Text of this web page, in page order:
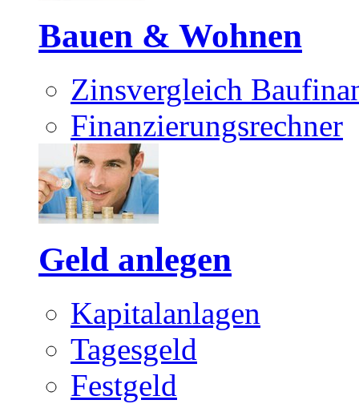
Bauen & Wohnen
Zinsvergleich
Finanzierungsrechner
Geld anlegen
Kapitalanlagen
Tagesgeld
Festgeld